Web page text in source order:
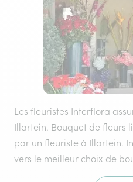
Les fleuristes Interflora
Illartein. Bouquet de fleurs
par un fleuriste à Illartein.
vers le meilleur choix de